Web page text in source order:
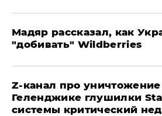
Мадяр рассказал, как
"добивать" Wildberries
Z-канал про уничтожение
Геленджике глушилки
системы критический